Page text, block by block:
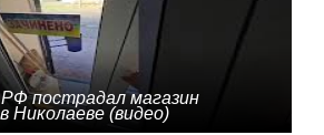
пострадал магазин
Николаеве (видео)